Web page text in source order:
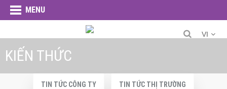
MENU
VI
KIẾN THỨC
TIN TỨC CÔNG TY TIN TỨC THỊ TRƯỜNG